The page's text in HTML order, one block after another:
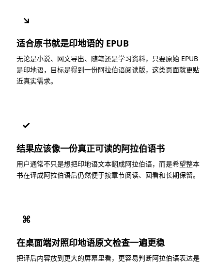
↘
适合原书就是印地语的 EPUB
无论是小说、网文导出、随笔还是学习资料，只要原始 EPUB
是印地语，目标是得到一份阿拉伯语阅读版，这类页面就更贴
近真实需求。
✓
结果应该像一份真正可读的阿拉伯语书
用户通常不只是想把印地语文本翻成阿拉伯语，而是希望整本
书在译成阿拉伯语后仍然便于按章节阅读、回看和长期保留。
⌘
在桌面端对照印地语原文检查一遍更稳
把译后内容放到更大的屏幕里看，更容易判断阿拉伯语表达是